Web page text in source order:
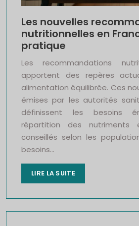
Les nouvelles
nutritionnelles en
pratique
Les recommandations
apportent des repères
alimentation équilibrée. Ces
émises par les autorités
définissent les besoins
répartition des
conseillés selon les
besoins…
LIRE LA SUITE